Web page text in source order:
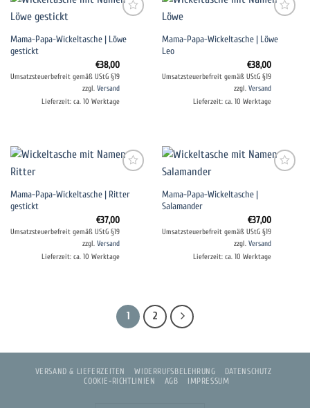
Wunschliste
Mama-Papa-Wickeltasche | Löwe
gestickt
€38,00
Umsatzsteuerbefreit gemäß UStG §19
zzgl. Versand
Lieferzeit: ca. 10 Werktage
Wunschliste
Mama-Papa-Wickeltasche | Löwe
Leo
€38,00
Umsatzsteuerbefreit gemäß UStG §19
zzgl. Versand
Lieferzeit: ca. 10 Werktage
Wunschliste
Mama-Papa-Wickeltasche | Ritter
gestickt
€37,00
Umsatzsteuerbefreit gemäß UStG §19
zzgl. Versand
Lieferzeit: ca. 10 Werktage
Wunschliste
Mama-Papa-Wickeltasche |
Salamander
€37,00
Umsatzsteuerbefreit gemäß UStG §19
zzgl. Versand
Lieferzeit: ca. 10 Werktage
1 2
VERSAND & LIEFERZEITEN WIDERRUFSBELEHRUNG
DATENSCHUTZ
COOKIE-RICHTLINIEN
AGB IMPRESSUM